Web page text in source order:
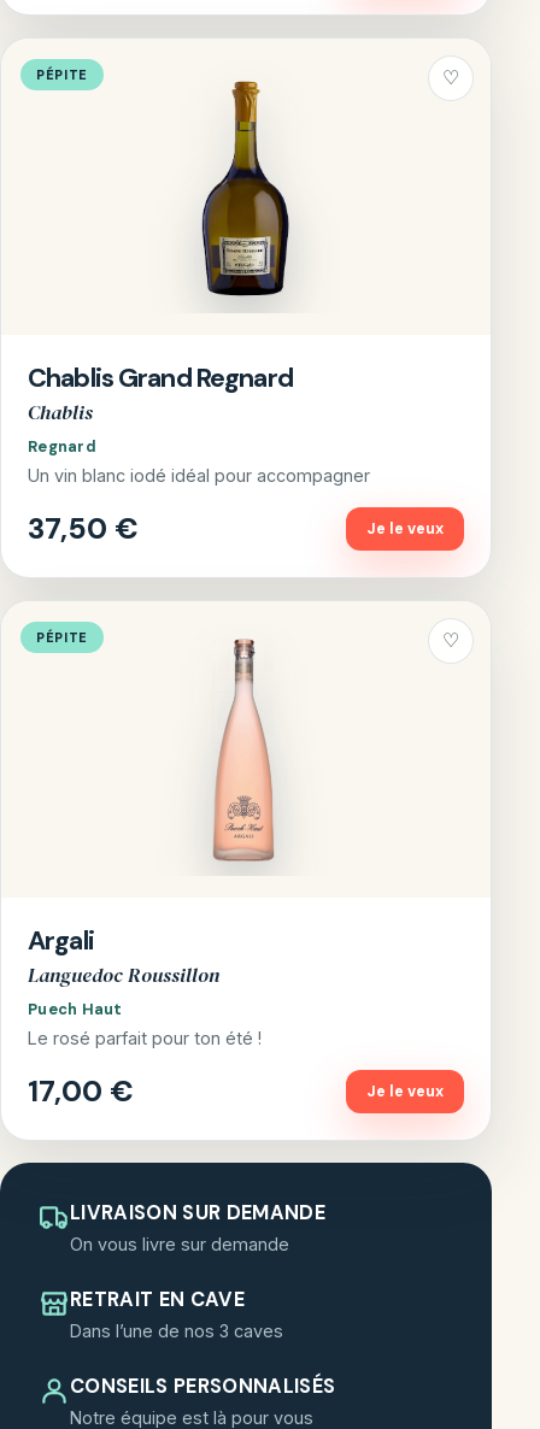
PÉPITE ♡
Chablis Grand Regnard
Chablis
Regnard
Un vin blanc iodé idéal pour accompagner
37,50 € Je le veux
PÉPITE ♡
Argali
Languedoc Roussillon
Puech Haut
Le rosé parfait pour ton été !
17,00 € Je le veux
LIVRAISON SUR DEMANDE
On vous livre sur demande
RETRAIT EN CAVE
Dans l’une de nos 3 caves
CONSEILS PERSONNALISÉS
Notre équipe est là pour vous